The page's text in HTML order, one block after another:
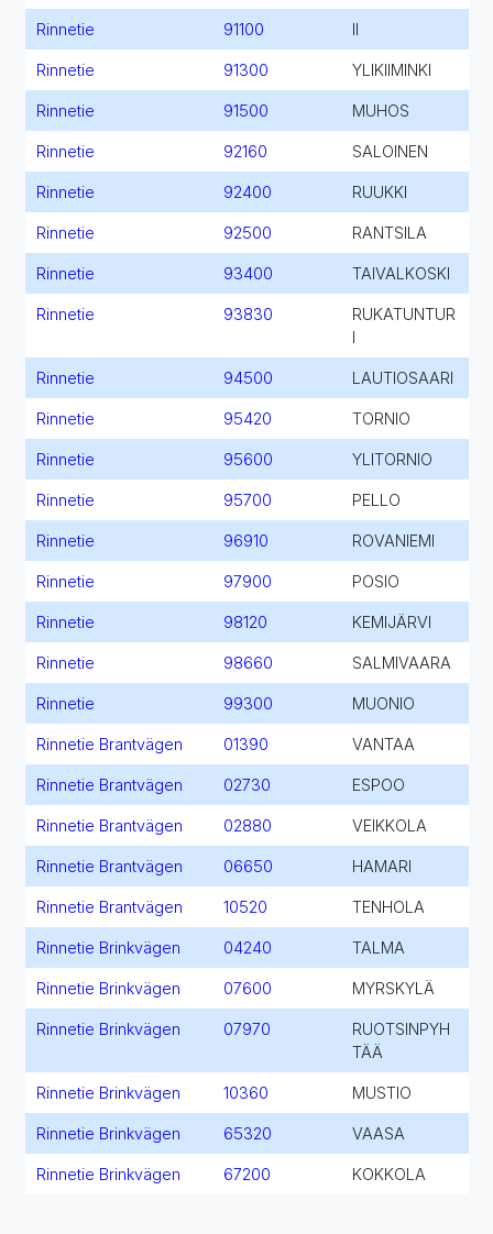
Rinnetie 91100
Rinnetie 91300 YLIKIIMINKI
Rinnetie 91500 MUHOS
Rinnetie 92160 SALOINEN
Rinnetie 92400 RUUKKI
Rinnetie 92500 RANTSILA
Rinnetie 93400 TAIVALKOSKI
Rinnetie 93830
RUKATUNTUR
Rinnetie 94500 LAUTIOSAARI
Rinnetie 95420 TORNIO
Rinnetie 95600 YLITORNIO
Rinnetie 95700 PELLO
Rinnetie 96910 ROVANIEMI
Rinnetie 97900 POSIO
Rinnetie 98120 KEMIJÄRVI
Rinnetie 98660 SALMIVAARA
Rinnetie 99300 MUONIO
Rinnetie Brantvägen 01390 VANTAA
Rinnetie Brantvägen 02730 ESPOO
Rinnetie Brantvägen 02880 VEIKKOLA
Rinnetie Brantvägen 06650 HAMARI
Rinnetie Brantvägen 10520 TENHOLA
Rinnetie Brinkvägen 04240 TALMA
Rinnetie Brinkvägen 07600 MYRSKYLÄ
Rinnetie Brinkvägen 07970
RUOTSINPYH
TÄÄ
Rinnetie Brinkvägen 10360 MUSTIO
Rinnetie Brinkvägen 65320 VAASA
Rinnetie Brinkvägen 67200 KOKKOLA